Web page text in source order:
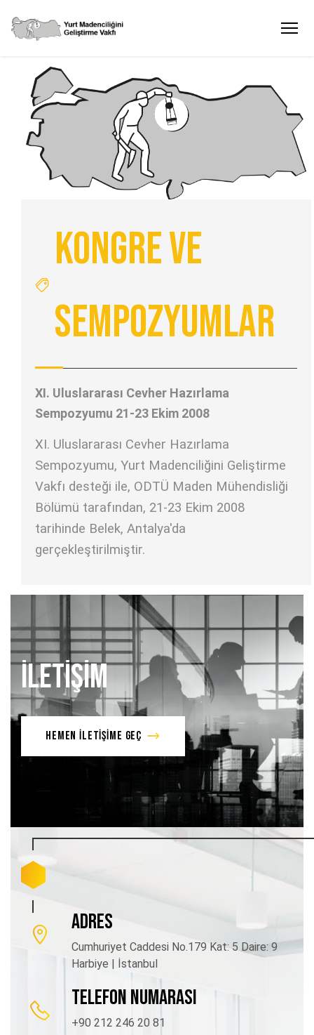
Kongre ve
Sempozyumlar
XI. Uluslararası Cevher Hazırlama
Sempozyumu 21-23 Ekim 2008
XI. Uluslararası Cevher Hazırlama
Sempozyumu, Yurt Madenciliğini Geliştirme
Vakfı desteği ile, ODTÜ Maden Mühendisliği
Bölümü tarafından, 21-23 Ekim 2008
tarihinde Belek, Antalya'da
gerçekleştirilmiştir.
İLETİŞİM
HEMEN İLETİŞİME GEÇ
ADRES
Cumhuriyet Caddesi No.179 Kat: 5 Daire: 9
Harbiye | İstanbul
TELEFON NUMARASI
+90 212 246 20 81